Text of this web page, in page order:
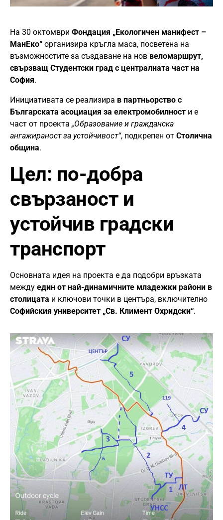
На 30 октомври Фондация „Екологичен манифест –
МанЕко“ организира кръгла маса, посветена на
възможностите за създаване на нов веломаршрут,
свързващ Студентски град с централната част на
София.
Инициативата се реализира в партньорство с
Българската асоциация за електромобилност и е
част от проекта „Образование и гражданска
ангажираност за устойчивост“, подкрепен от Столична
община.
Цел: по-добра
свързаност и
устойчив градски
транспорт
Основната идея на проекта е да подобри връзката
между един от най-динамичните младежки райони в
столицата и ключови точки в центъра, включително
Софийския университет „Св. Климент Охридски“.